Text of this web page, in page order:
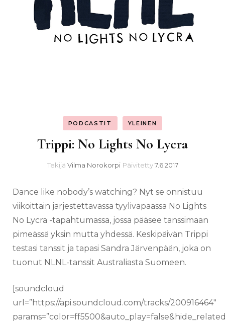
PODCASTIT YLEINEN
Trippi: No Lights No Lycra
Tekijä Vilma Norokorpi Päivitetty7.6.2017
Dance like nobody’s watching? Nyt se onnistuu
viikoittain järjestettävässä tyylivapaassa No Lights
No Lycra -tapahtumassa, jossa pääsee tanssimaan
pimeässä yksin mutta yhdessä. Keskipäivän Trippi
testasi tanssit ja tapasi Sandra Järvenpään, joka on
tuonut NLNL-tanssit Australiasta Suomeen.
[soundcloud
url=”https://api.soundcloud.com/tracks/200916464″